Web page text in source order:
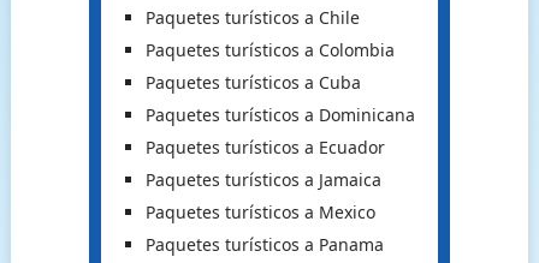
Paquetes turísticos a Chile
Paquetes turísticos a Colombia
Paquetes turísticos a Cuba
Paquetes turísticos a Dominicana
Paquetes turísticos a Ecuador
Paquetes turísticos a Jamaica
Paquetes turísticos a Mexico
Paquetes turísticos a Panama